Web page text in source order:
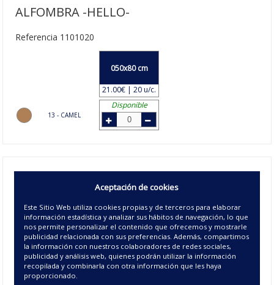
ALFOMBRA -HELLO-
Referencia 1101020
13 - CAMEL
050x80 cm
21.00€ | 20 u/c.
Disponible
hogar, ideal para la temporada navideña. Con unas medidas
le confiere una suavidad excepcional y una gran durabilidad.
El diseño de estaalfombrapresenta letras en blanco y rojo
que forman la frase"Hello Christmas"sobre un fondo beige.
Este alegre y cálido mensaje navideño añade un toque de
encanto y espíritu festivo a cualquier habitación, ya sea en la
entrada, en el baño o junto a la cama. La
Aceptación de cookies
Este Sitio Web utiliza cookies propias y de terceros para elaborar
información estadística y analizar sus hábitos de navegación, lo que
nos permite personalizar el contenido que ofrecemos y mostrarle
publicidad relacionada con sus preferencias. Además, compartimos
la información con nuestros colaboradores de redes sociales,
publicidad y análisis web, quienes podrán utilizar la información
recopilada y combinarla con otra información que les haya
proporcionado.